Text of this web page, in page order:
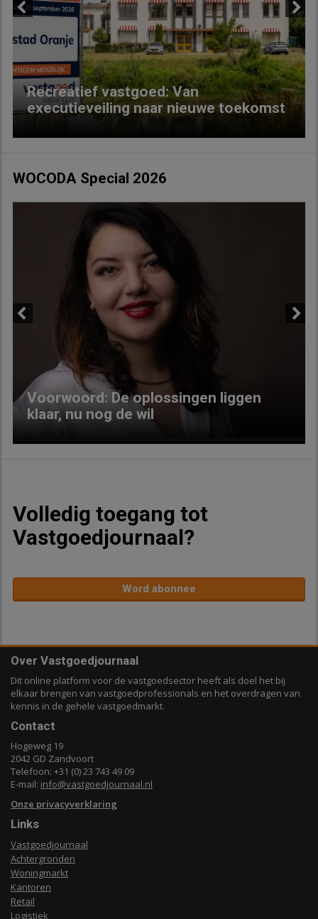
Recreatief vastgoed: Van
executieveiling naar nieuwe toekomst
Next
WOCODA Special 2026
Voorwoord: De oplossingen liggen
klaar, nu nog de wil
Volledig toegang tot
Vastgoedjournaal?
Word abonnee
Over Vastgoedjournaal
Dit online platform voor de vastgoedsector heeft als doel het bij
elkaar brengen van vastgoedprofessionals en het overdragen van
kennis in de gehele vastgoedmarkt.
Contact
Hogeweg 19
2042 GD Zandvoort
Telefoon: +31 (0) 23 743 49 09
E-mail: info@vastgoedjournaal.nl
Onze privacyverklaring
Links
Vastgoedjournaal
Achtergronden
Woningmarkt
Kantoren
Retail
Logistiek